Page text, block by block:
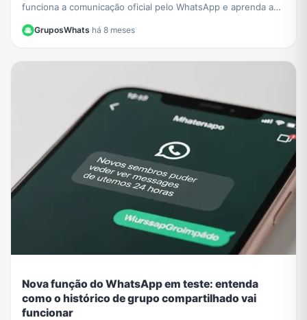
funciona a comunicação oficial pelo WhatsApp e aprenda a
GruposWhats·há 8 meses
Nova função do WhatsApp em teste: entenda
como o histórico de grupo compartilhado vai
funcionar